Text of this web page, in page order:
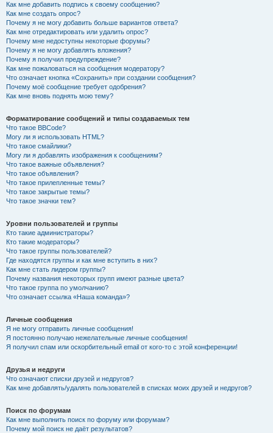
Как мне добавить подпись к своему сообщению?
Как мне создать опрос?
Почему я не могу добавить больше вариантов ответа?
Как мне отредактировать или удалить опрос?
Почему мне недоступны некоторые форумы?
Почему я не могу добавлять вложения?
Почему я получил предупреждение?
Как мне пожаловаться на сообщения модератору?
Что означает кнопка «Сохранить» при создании сообщения?
Почему моё сообщение требует одобрения?
Как мне вновь поднять мою тему?
Форматирование сообщений и типы создаваемых тем
Что такое BBCode?
Могу ли я использовать HTML?
Что такое смайлики?
Могу ли я добавлять изображения к сообщениям?
Что такое важные объявления?
Что такое объявления?
Что такое прилепленные темы?
Что такое закрытые темы?
Что такое значки тем?
Уровни пользователей и группы
Кто такие администраторы?
Кто такие модераторы?
Что такое группы пользователей?
Где находятся группы и как мне вступить в них?
Как мне стать лидером группы?
Почему названия некоторых групп имеют разные цвета?
Что такое группа по умолчанию?
Что означает ссылка «Наша команда»?
Личные сообщения
Я не могу отправить личные сообщения!
Я постоянно получаю нежелательные личные сообщения!
Я получил спам или оскорбительный email от кого-то с этой конференции!
Друзья и недруги
Что означают списки друзей и недругов?
Как мне добавлять/удалять пользователей в списках моих друзей и недругов?
Поиск по форумам
Как мне выполнить поиск по форуму или форумам?
Почему мой поиск не даёт результатов?